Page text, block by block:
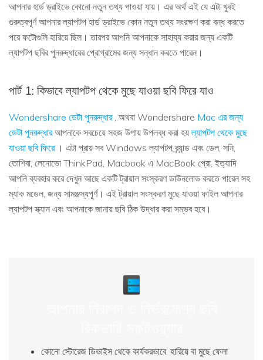
আপনার হার্ড ড্রাইভে কোনো নতুন তথ্য পাওয়া যায়। এর অর্থ এই যে এটা খুবই
গুরুত্বপূর্ণ আপনার ল্যাপটপ হার্ড ড্রাইভে কোন নতুন তথ্য সংরক্ষণ করা বন্ধ করতে
পরে ফটোগুলি হারিয়ে ছিল। তারপর আপনি আপনাকে সাহায্য করার জন্য একটি
ল্যাপটপ ছবির পুনরুদ্ধারের প্রোগ্রামের জন্য সন্ধান করতে পারেন।
পার্ট 1: কিভাবে ল্যাপটপ থেকে মুছে যাওয়া ছবি ফিরে যাও
Wondershare ডেটা পুনরুদ্ধার, অথবা Wondershare Mac এর জন্য
ডেটা পুনরুদ্ধারআপনাকে সবচেয়ে সহজ উপায় উপলব্ধ করা হয়ল্যাপটপ থেকে মুছে
যাওয়া ছবি ফিরে। এটা প্রায় সব Windows ল্যাপটপ ব্র্যান্ড এবং ডেল, সনি,
তোশিবা, লেনোভো ThinkPad, Macbook এ MacBook প্রো, ইত্যাদি
আপনি ব্যবহার করে দেখুন আছে একটি ট্রায়াল সংস্করণ ডাউনলোড করতে পারেন সহ
ম্যাক মডেল, জন্য সামঞ্জস্যপূর্ণ। এই ট্রায়াল সংস্করণ মুছে যাওয়া ফাইল আপনার
ল্যাপটপ স্ক্যান এবং আপনাকে জানায় ছবি ঠিক উদ্ধার করা সম্ভব হবে।
কোনো স্টোরেজ ডিভাইস থেকে কার্যকরভাবে, হারিয়ে বা মুছে ফেলা